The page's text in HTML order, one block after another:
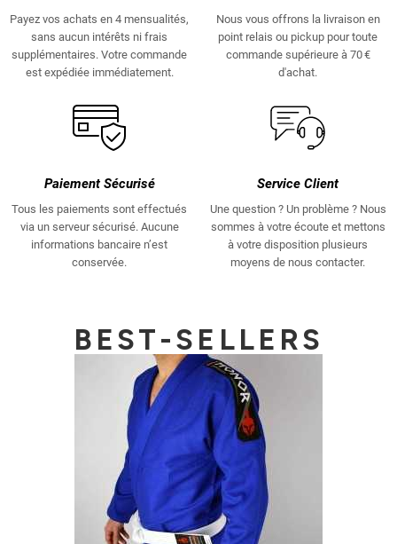
Payez vos achats en 4 mensualités,
sans aucun intérêts ni frais
supplémentaires. Votre commande
est expédiée immédiatement.
Nous vous offrons la livraison en
point relais ou pickup pour toute
commande supérieure à 70 €
d'achat.
Paiement Sécurisé
Tous les paiements sont effectués
via un serveur sécurisé. Aucune
informations bancaire n’est
conservée.
Service Client
Une question ? Un problème ? Nous
sommes à votre écoute et mettons
à votre disposition plusieurs
moyens de nous contacter.
BEST-SELLERS